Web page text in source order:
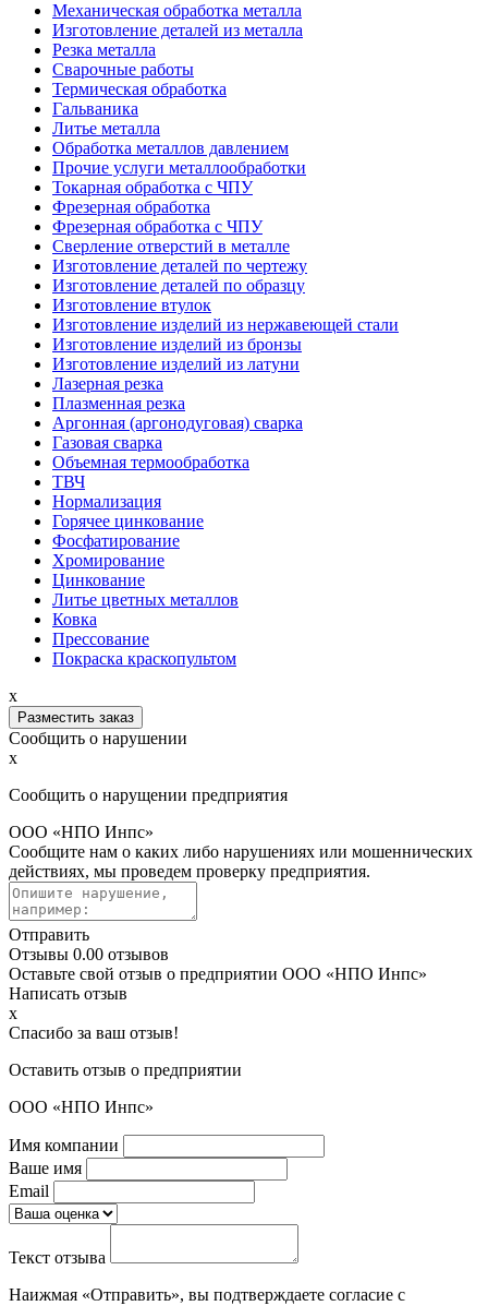
Механическая обработка металла
Изготовление деталей из металла
Резка металла
Сварочные работы
Термическая обработка
Гальваника
Литье металла
Обработка металлов давлением
Прочие услуги металлообработки
Токарная обработка с ЧПУ
Фрезерная обработка
Фрезерная обработка c ЧПУ
Сверление отверстий в металле
Изготовление деталей по чертежу
Изготовление деталей по образцу
Изготовление втулок
Изготовление изделий из нержавеющей стали
Изготовление изделий из бронзы
Изготовление изделий из латуни
Лазерная резка
Плазменная резка
Аргонная (аргонодуговая) сварка
Газовая сварка
Объемная термообработка
ТВЧ
Нормализация
Горячее цинкование
Фосфатирование
Хромирование
Цинкование
Литье цветных металлов
Ковка
Прессование
Покраска краскопультом
x
Разместить заказ
Сообщить о нарушении
x
Сообщить о нарущении предприятия
ООО «НПО Инпс»
Сообщите нам о каких либо нарушениях или мошеннических
действиях, мы проведем проверку предприятия.
Отправить
Отзывы 0.00 отзывов
Оставьте свой отзыв о предприятии ООО «НПО Инпс»
Написать отзыв
x
Спасибо за ваш отзыв!
Оставить отзыв о предприятии
ООО «НПО Инпс»
Имя компании
Ваше имя
Email
Текст отзыва
Наижмая «Отправить», вы подтверждаете согласие с